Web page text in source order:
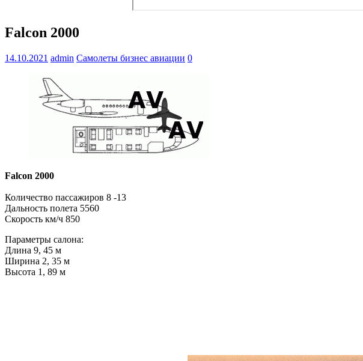
Falcon 2000
14.10.2021 admin Самолеты бизнес авиации 0
Falcon 2000
Количество пассажиров 8 -13
Дальность полета 5560
Скорость км/ч 850
Параметры салона:
Длина 9, 45 м
Ширина 2, 35 м
Высота 1, 89 м